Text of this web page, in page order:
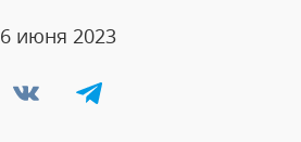
6 июня 2023